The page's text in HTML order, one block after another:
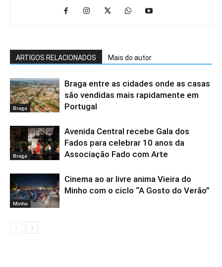
ARTIGOS RELACIONADOS Mais do autor
Braga
Braga entre as cidades onde as casas
são vendidas mais rapidamente em
Portugal
Braga
Avenida Central recebe Gala dos
Fados para celebrar 10 anos da
Associação Fado com Arte
Minho
Cinema ao ar livre anima Vieira do
Minho com o ciclo “A Gosto do Verão”